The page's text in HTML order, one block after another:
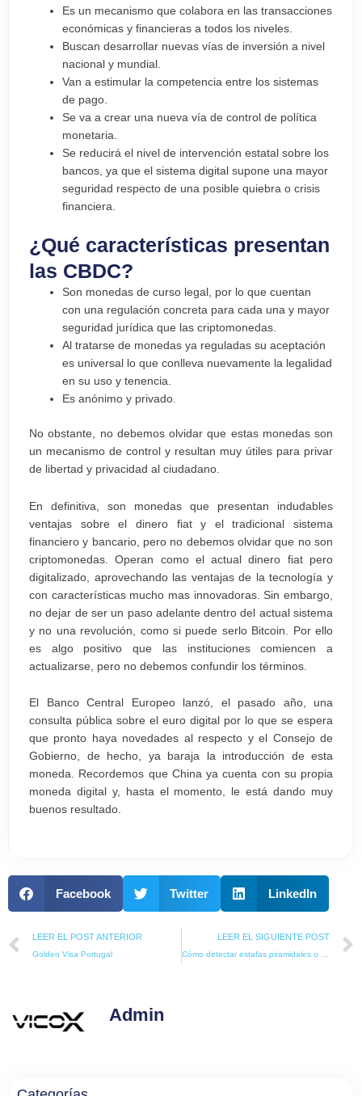
Es un mecanismo que colabora en las transacciones
económicas y financieras a todos los niveles.
Buscan desarrollar nuevas vías de inversión a nivel
nacional y mundial.
Van a estimular la competencia entre los sistemas
de pago.
Se va a crear una nueva vía de control de política
monetaria.
Se reducirá el nivel de intervención estatal sobre los
bancos, ya que el sistema digital supone una mayor
seguridad respecto de una posible quiebra o crisis
financiera.
¿Qué características presentan
las CBDC?
Son monedas de curso legal, por lo que cuentan
con una regulación concreta para cada una y mayor
seguridad jurídica que las criptomonedas.
Al tratarse de monedas ya reguladas su aceptación
es universal lo que conlleva nuevamente la legalidad
en su uso y tenencia.
Es anónimo y privado.
No obstante, no debemos olvidar que estas monedas son
un mecanismo de control y resultan muy útiles para privar
de libertad y privacidad al ciudadano.
En definitiva, son monedas que presentan indudables
ventajas sobre el dinero fiat y el tradicional sistema
financiero y bancario, pero no debemos olvidar que no son
criptomonedas. Operan como el actual dinero fiat pero
digitalizado, aprovechando las ventajas de la tecnología y
con características mucho mas innovadoras. Sin embargo,
no dejar de ser un paso adelante dentro del actual sistema
y no una revolución, como si puede serlo Bitcoin. Por ello
es algo positivo que las instituciones comiencen a
actualizarse, pero no debemos confundir los términos.
El Banco Central Europeo lanzó, el pasado año, una
consulta pública sobre el euro digital por lo que se espera
que pronto haya novedades al respecto y el Consejo de
Gobierno, de hecho, ya baraja la introducción de esta
moneda. Recordemos que China ya cuenta con su propia
moneda digital y, hasta el momento, le está dando muy
buenos resultado.
Facebook Twitter LinkedIn
Prev
LEER EL POST ANTERIOR
Golden Visa Portugal
LEER EL SIGUIENTE POST
Cómo detectar estafas piramidales o ponzis
Admin